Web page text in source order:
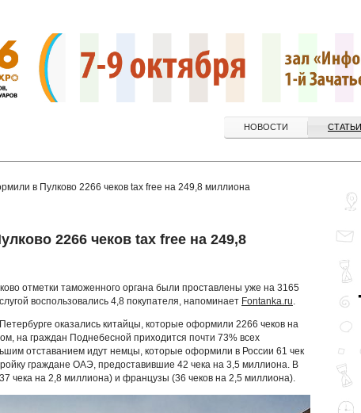
НОВОСТИ СТАТЬИ
в Пулково 2266 чеков tax free на 249,8 миллиона
2266 чеков tax free на 249,8
отметки таможенного органа были проставлены уже на 3165
воспользовались 4,8 покупателя, напоминает Fontanka.ru.
оказались китайцы, которые оформили 2266 чеков на
на граждан Поднебесной приходится почти 73% всех
отставанием идут немцы, которые оформили в России 61 чек
граждане ОАЭ, предоставившие 42 чека на 3,5 миллиона. В
чека на 2,8 миллиона) и французы (36 чеков на 2,5 миллиона).